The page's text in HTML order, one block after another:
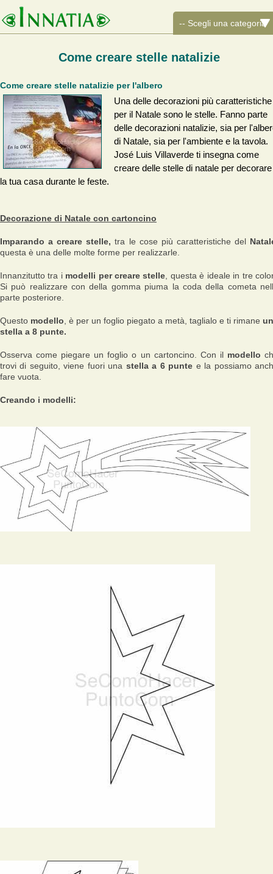
Come creare stelle natalizie
Come creare stelle natalizie per l'albero
Una delle decorazioni più caratteristiche
per il Natale sono le stelle. Fanno parte
delle decorazioni natalizie, sia per
di Natale, sia per l'ambiente e la tavola.
José Luis Villaverde ti insegna come
creare delle stelle di natale per decorare
la tua casa durante le feste.
Decorazione di Natale con cartoncino
Imparando a creare stelle, tra le cose più caratteristiche del
questa è una delle molte forme per realizzarle.
Innanzitutto tra i modelli per creare stelle , questa è ideale in tre
Si può realizzare con della gomma piuma la coda della cometa
parte posteriore.
Questo modello , è per un foglio piegato a metà, taglialo e ti rimane
stella a 8 punte.
Osserva come piegare un foglio o un cartoncino. Con il modello
trovi di seguito, viene fuori una stella a 6 punte e la possiamo
fare vuota.
Creando i modelli: